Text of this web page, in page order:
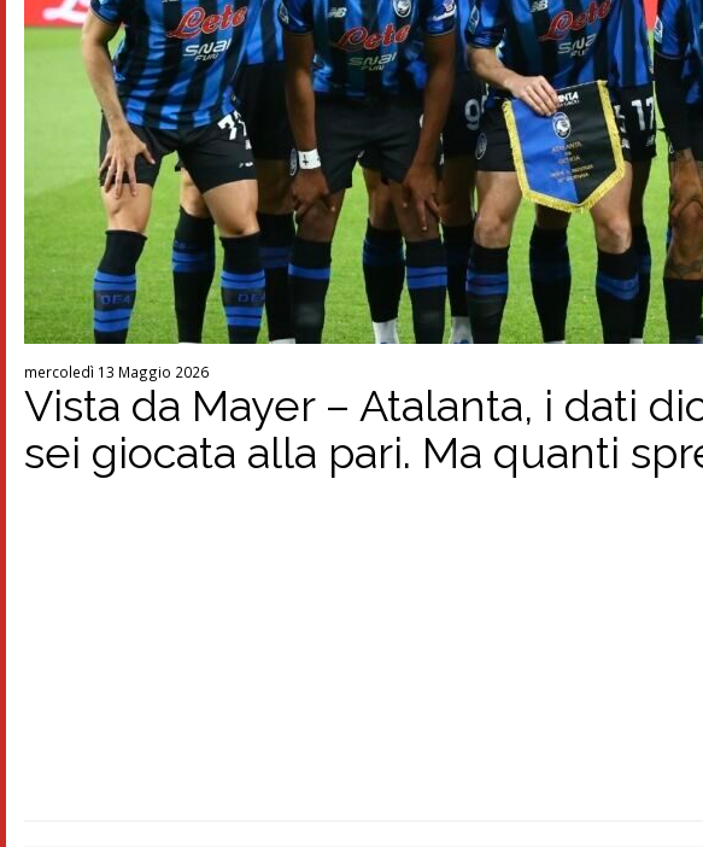
mercoledì 13 Maggio 2026
Vista da Mayer – Atalanta, i dati
sei giocata alla pari. Ma quanti